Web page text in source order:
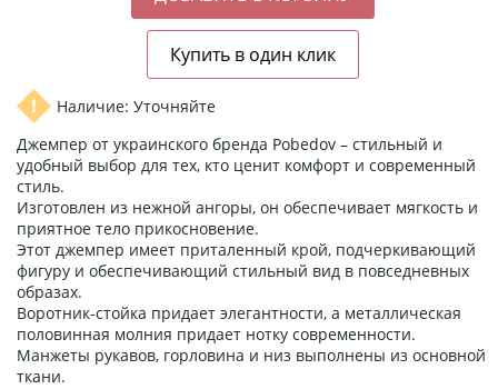
Наличие: Уточняйте
Джемпер от украинского бренда Pobedov – стильный и
удобный выбор для тех, кто ценит комфорт и современный
стиль.
Изготовлен из нежной ангоры, он обеспечивает мягкость и
приятное тело прикосновение.
Этот джемпер имеет приталенный крой, подчеркивающий
фигуру и обеспечивающий стильный вид в повседневных
образах.
Воротник-стойка придает элегантности, а металлическая
половинная молния придает нотку современности.
Манжеты рукавов, горловина и низ выполнены из основной
ткани.